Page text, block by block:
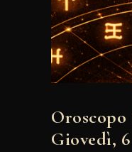
Giovedì,